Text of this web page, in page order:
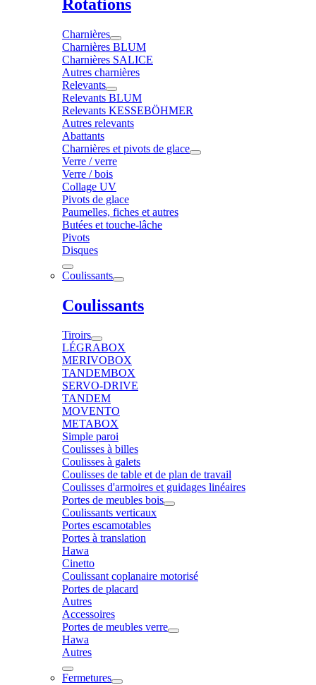
Rotations
Charnières
Charnières BLUM
Charnières SALICE
Autres charnières
Relevants
Relevants BLUM
Relevants KESSEBÖHMER
Autres relevants
Abattants
Charnières et pivots de glace
Verre / verre
Verre / bois
Collage UV
Pivots de glace
Paumelles, fiches et autres
Butées et touche-lâche
Pivots
Disques
Coulissants
Coulissants
Tiroirs
LÉGRABOX
MERIVOBOX
TANDEMBOX
SERVO-DRIVE
TANDEM
MOVENTO
METABOX
Simple paroi
Coulisses à billes
Coulisses à galets
Coulisses de table et de plan de travail
Coulisses d'armoires et guidages linéaires
Portes de meubles bois
Coulissants verticaux
Portes escamotables
Portes à translation
Hawa
Cinetto
Coulissant coplanaire motorisé
Portes de placard
Autres
Accessoires
Portes de meubles verre
Hawa
Autres
Fermetures